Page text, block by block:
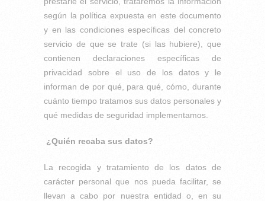
según la política expuesta en este documento
y en las condiciones específicas del concreto
servicio de que se trate (si las hubiere), que
contienen declaraciones específicas de
privacidad sobre el uso de los datos y le
informan de por qué, para qué, cómo, durante
cuánto tiempo tratamos sus datos personales y
qué medidas de seguridad implementamos.
¿Quién recaba sus datos?
La recogida y tratamiento de los datos de
carácter personal que nos pueda facilitar, se
llevan a cabo por nuestra entidad o, en su